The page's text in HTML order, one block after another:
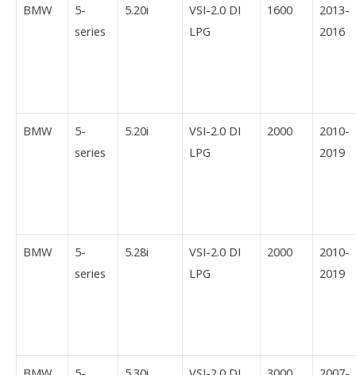
BMW
5-
series
5.20i
VSI-2.0 DI
LPG
1600
2013-
2016
BMW
5-
series
5.20i
VSI-2.0 DI
LPG
2000
2010-
2019
BMW
5-
series
5.28i
VSI-2.0 DI
LPG
2000
2010-
2019